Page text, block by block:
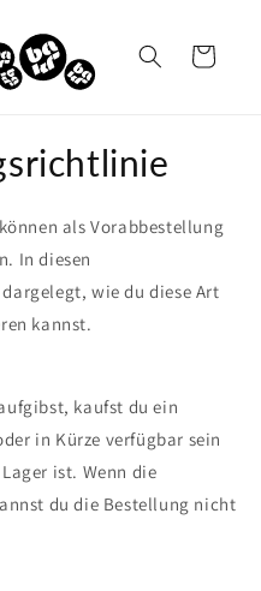
Warenkorb
als Vorabbestellung
In diesen
wie du diese Art
kannst.
kaufst du ein
in Kürze verfügbar sein
ist. Wenn die
du die Bestellung nicht